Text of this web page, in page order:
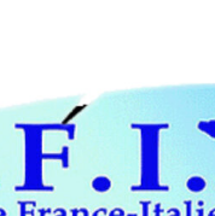
Italie et